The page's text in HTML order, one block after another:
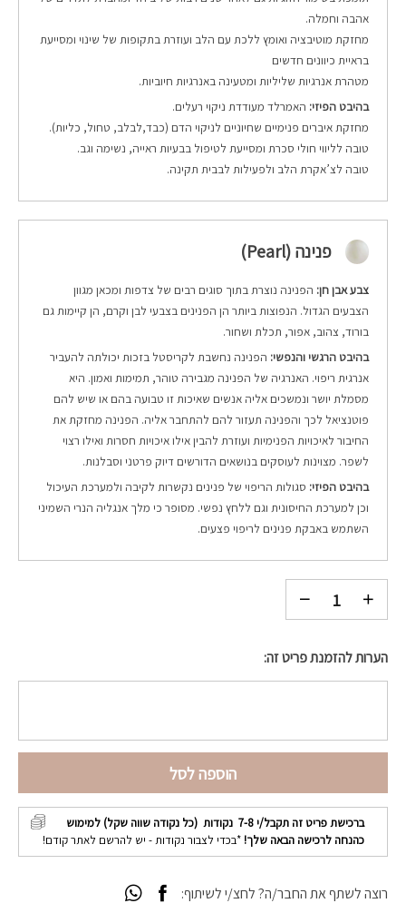
אהבה וחמלה.
מחזקת מוטיבציה ואומץ ללכת עם הלב ועוזרת בתקופות של שינוי ומסייעת
בראיית כיוונים חדשים
מטהרת אנרגיות שליליות ומטעינה באנרגיות חיוביות.
בהיבט הפיזי: האמרלד מעודדת ניקוי רעלים.
מחזקת איברים פנימיים שחיוניים לניקוי הדם (כבד,לבלב, טחול, כליות).
טובה לליווי חולי סכרת ומסייעת לטיפול בבעיות ראייה, נשימה וגב.
טובה לצ’אקרת הלב ולפעילות לבבית תקינה.
פנינה (Pearl)
צבע אבן חן: הפנינה נוצרת בתוך סוגים רבים של צדפות ומכאן מגוון
הצבעים הגדול. הנפוצות ביותר הן הפנינים בצבעי לבן וקרם, הן קיימות גם
בורוד, צהוב, אפור, תכלת ושחור.
בהיבט הרגשי והנפשי: הפנינה נחשבת לקריסטל בזכות יכולתה להעביר
אנרגית ריפוי. האנרגיה של הפנינה מגבירה טוהר, תמימות ואמון. היא
מסמלת יושר ונמשכים אליה אנשים שאיכות זו טבועה בהם או שיש להם
פוטנציאל לכך והפנינה תעזור להם להתחבר אליה. הפנינה מחזקת את
החיבור לאיכויות הפנימיות ועוזרת להבין אילו איכויות חסרות ואילו רצוי
לשפר. מצוינות לעוסקים בנושאים הדורשים דיוק פרטני וסבלנות.
בהיבט הפיזי: סגולות הריפוי של פנינים נקשרות לקיבה ולמערכת העיכול
וכן למערכת החיסונית וגם ללחץ נפשי. מסופר כי מלך אנגליה הנרי השמיני
השתמש באבקת פנינים לריפוי פצעים.
הערות להזמנת פריט זה:
הוספה לסל
ברכישת פריט זה תקבל/י7-8 נקודות (כל נקודה שווה שקל) למימוש
כהנחה לרכישה הבאה שלך! *בכדי לצבור נקודות - יש להרשם לאתר קודם!
רוצה לשתף את החבר/ה? לחצ/י לשיתוף: